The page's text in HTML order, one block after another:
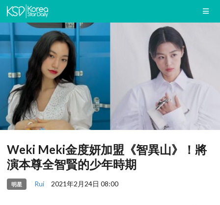
Weki Meki金度妍加盟《智異山》！將
演本尊全智賢的少年時期
明星 Rui 2021年2月24日 08:00